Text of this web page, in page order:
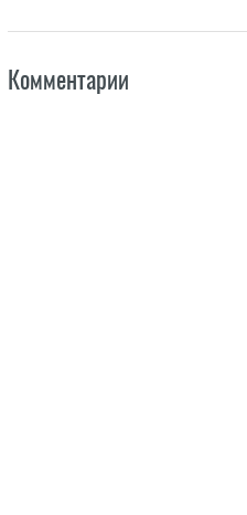
Комментарии